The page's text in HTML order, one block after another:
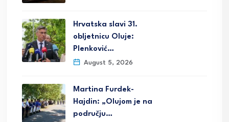
Hrvatska slavi 31.
obljetnicu Oluje:
Plenković…
August 5, 2026
Martina Furdek-
Hajdin: „Olujom je na
području…